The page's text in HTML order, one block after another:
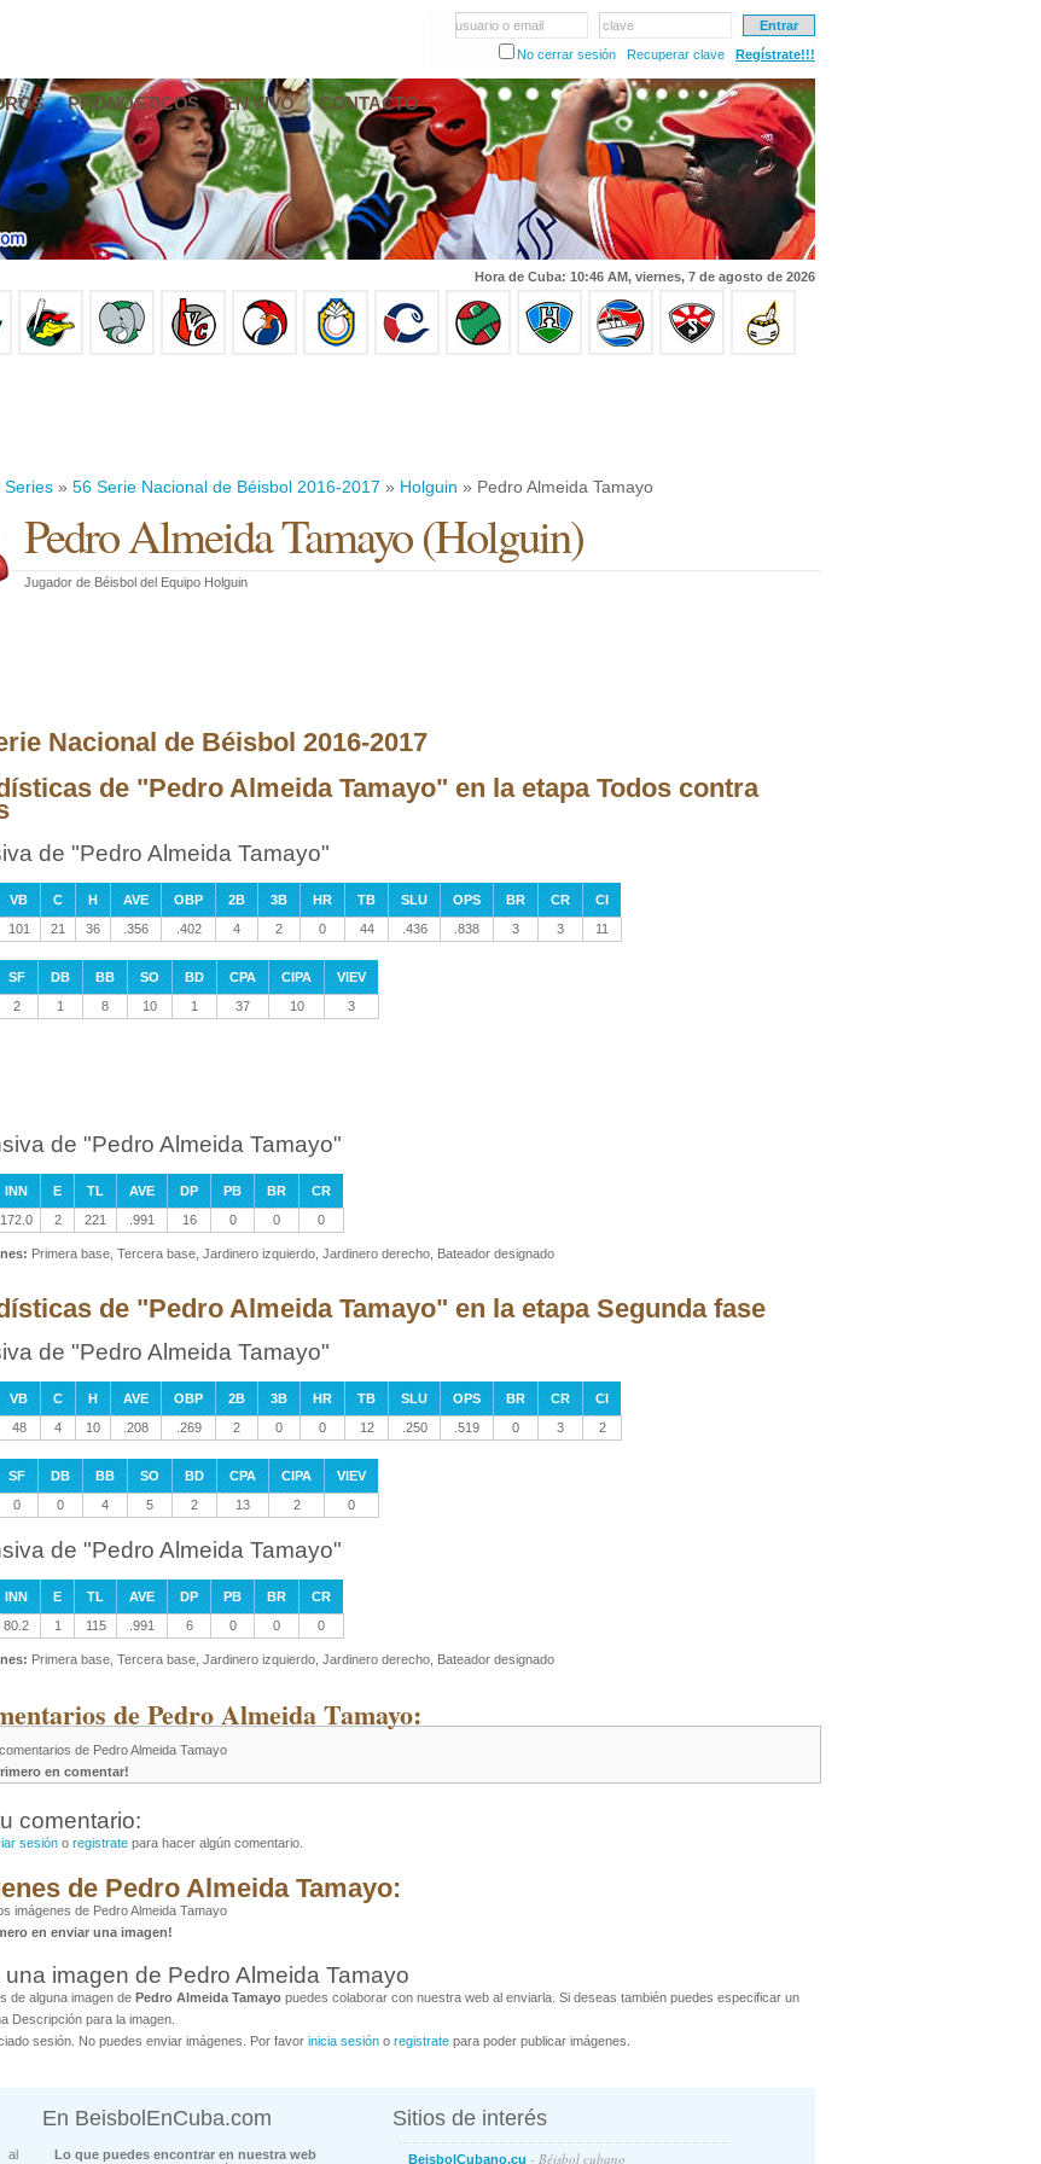
usuario o email
clave
No cerrar sesión
Recuperar clave Regístrate!!!
PRONÓSTICOS EN VIVO CONTACTO
Hora de Cuba: 10:46 AM, viernes, 7 de agosto de 2026
Series » 56 Serie Nacional de Béisbol 2016-2017 » Holguin » Pedro Almeida Tamayo
Pedro Almeida Tamayo(Holguin)
Jugador de Béisbol del Equipo Holguin
Nacional de Béisbol 2016-2017
de "Pedro Almeida Tamayo" en la etapa Todos contra
de "Pedro Almeida Tamayo"
VB C H AVE OBP 2B 3B HR TB SLU OPS BR CR
CI
101 21 36 .356 .402 4 2 0 44 .436 .838 3 3 11
SF DB BB SO BD CPA CIPA
VIEV
2 1 8 10 1 37 10 3
de "Pedro Almeida Tamayo"
INN E TL AVE DP PB BR
CR
172.0 2 221 .991 16 0 0 0
Primera base, Tercera base, Jardinero izquierdo, Jardinero derecho, Bateador designado
de "Pedro Almeida Tamayo" en la etapa Segunda fase
de "Pedro Almeida Tamayo"
VB C H AVE OBP 2B 3B HR TB SLU OPS BR CR
CI
48 4 10 .208 .269 2 0 0 12 .250 .519 0 3 2
SF DB BB SO BD CPA CIPA
VIEV
0 0 4 5 2 13 2 0
de "Pedro Almeida Tamayo"
INN E TL AVE DP PB BR
CR
80.2 1 115 .991 6 0 0 0
Primera base, Tercera base, Jardinero izquierdo, Jardinero derecho, Bateador designado
de Pedro Almeida Tamayo:
de Pedro Almeida Tamayo
en comentar!
comentario:
sesión o registrate para hacer algún comentario.
de Pedro Almeida Tamayo:
imágenes de Pedro Almeida Tamayo
en enviar una imagen!
imagen de Pedro Almeida Tamayo
de alguna imagen de Pedro Almeida Tamayo puedes colaborar con nuestra web al enviarla. Si deseas también puedes especificar un
Descripción para la imagen.
sesión. No puedes enviar imágenes. Por favor inicia sesión o registrate para poder publicar imágenes.
al
En BeisbolEnCuba.com
Lo que puedes encontrar en nuestra web
Sitios de interés
BeisbolCubano.cu - Béisbol cubano